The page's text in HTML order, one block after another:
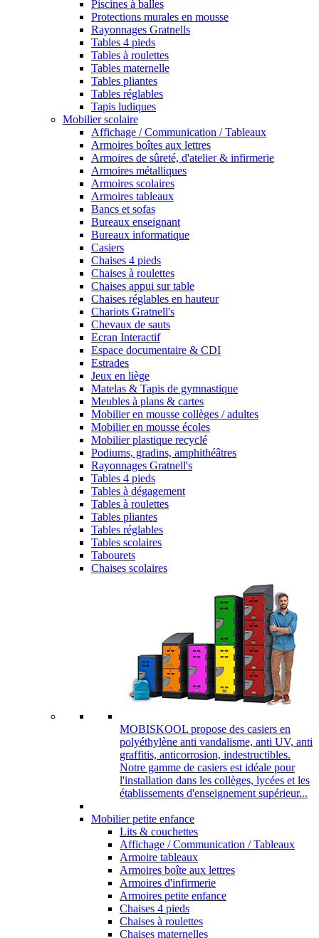
Piscines à balles
Protections murales en mousse
Rayonnages Gratnells
Tables 4 pieds
Tables à roulettes
Tables maternelle
Tables pliantes
Tables réglables
Tapis ludiques
Mobilier scolaire
Affichage / Communication / Tableaux
Armoires boîtes aux lettres
Armoires de sûreté, d'atelier & infirmerie
Armoires métalliques
Armoires scolaires
Armoires tableaux
Bancs et sofas
Bureaux enseignant
Bureaux informatique
Casiers
Chaises 4 pieds
Chaises à roulettes
Chaises appui sur table
Chaises réglables en hauteur
Chariots Gratnell's
Chevaux de sauts
Ecran Interactif
Espace documentaire & CDI
Estrades
Jeux en liège
Matelas & Tapis de gymnastique
Meubles à plans & cartes
Mobilier en mousse collèges / adultes
Mobilier en mousse écoles
Mobilier plastique recyclé
Podiums, gradins, amphithéâtres
Rayonnages Gratnell's
Tables 4 pieds
Tables à dégagement
Tables à roulettes
Tables pliantes
Tables réglables
Tables scolaires
Tabourets
Chaises scolaires
MOBISKOOL propose des casiers en
polyéthylène anti vandalisme, anti UV, anti
graffitis, anticorrosion, indestructibles.
Notre gamme de casiers est idéale pour
l'installation dans les collèges, lycées et les
établissements d'enseignement supérieur...
Mobilier petite enfance
Lits & couchettes
Affichage / Communication / Tableaux
Armoire tableaux
Armoires boîte aux lettres
Armoires d'infirmerie
Armoires petite enfance
Chaises 4 pieds
Chaises à roulettes
Chaises maternelles